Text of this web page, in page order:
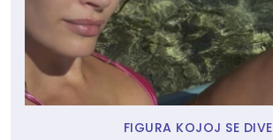
FIGURA KOJOJ SE DIVE